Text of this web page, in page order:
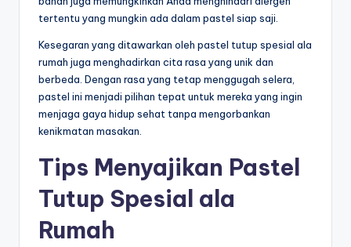
tertentu yang mungkin ada dalam pastel siap saji.
Kesegaran yang ditawarkan oleh pastel tutup spesial ala
rumah juga menghadirkan cita rasa yang unik dan
berbeda. Dengan rasa yang tetap menggugah selera,
pastel ini menjadi pilihan tepat untuk mereka yang ingin
menjaga gaya hidup sehat tanpa mengorbankan
kenikmatan masakan.
Tips Menyajikan Pastel
Tutup Spesial ala
Rumah